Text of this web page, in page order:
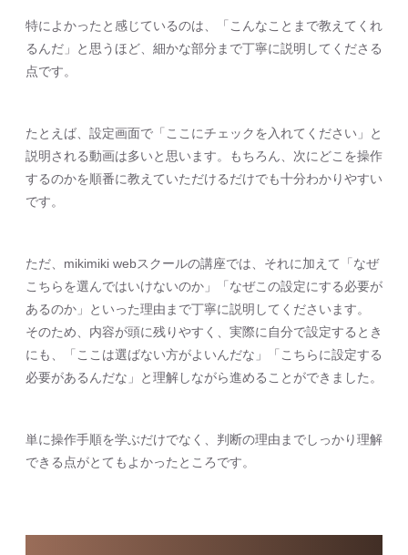
特によかったと感じているのは、「こんなことまで教えてくれ
るんだ」と思うほど、細かな部分まで丁寧に説明してくださる
点です。
たとえば、設定画面で「ここにチェックを入れてください」と
説明される動画は多いと思います。もちろん、次にどこを操作
するのかを順番に教えていただけるだけでも十分わかりやすい
です。
ただ、mikimiki webスクールの講座では、それに加えて「なぜ
こちらを選んではいけないのか」「なぜこの設定にする必要が
あるのか」といった理由まで丁寧に説明してくださいます。
そのため、内容が頭に残りやすく、実際に自分で設定するとき
にも、「ここは選ばない方がよいんだな」「こちらに設定する
必要があるんだな」と理解しながら進めることができました。
単に操作手順を学ぶだけでなく、判断の理由までしっかり理解
できる点がとてもよかったところです。